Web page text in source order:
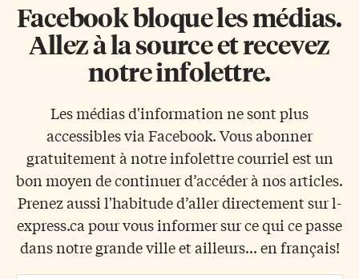
Facebook bloque les médias.
Allez à la source et recevez
notre infolettre.
Les médias d'information ne sont plus
accessibles via Facebook. Vous abonner
gratuitement à notre infolettre courriel est un
bon moyen de continuer d’accéder à nos articles.
Prenez aussi l'habitude d’aller directement sur l-
express.ca pour vous informer sur ce qui ce passe
dans notre grande ville et ailleurs... en français!